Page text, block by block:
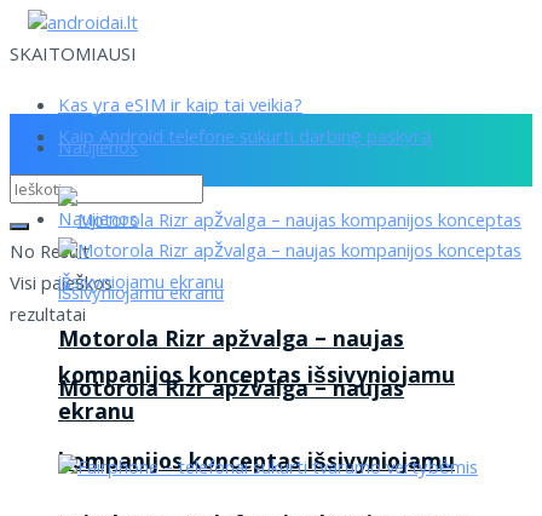
SKAITOMIAUSI
Kas yra eSIM ir kaip tai veikia?
Kaip Android telefone sukurti darbinę paskyrą
No Result
Visi paieškos
rezultatai
Naujienos
Motorola Rizr apžvalga – naujas
kompanijos konceptas išsivyniojamu
Naujienos
Motorola Rizr apžvalga – naujas
kompanijos konceptas išsivyniojamu
ekranu